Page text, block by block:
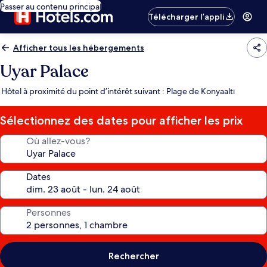
Passer au contenu principal
Télécharger l’appli
Afficher tous les hébergements
Uyar Palace
Hôtel à proximité du point d’intérêt suivant : Plage de Konyaaltı
Sélectionnez des dates pour afficher les prix
Où allez-vous?
Dates
Personnes
Rechercher